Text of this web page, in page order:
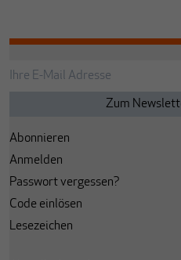
Abonnieren
Anmelden
Passwort vergessen?
Code einlösen
Lesezeichen